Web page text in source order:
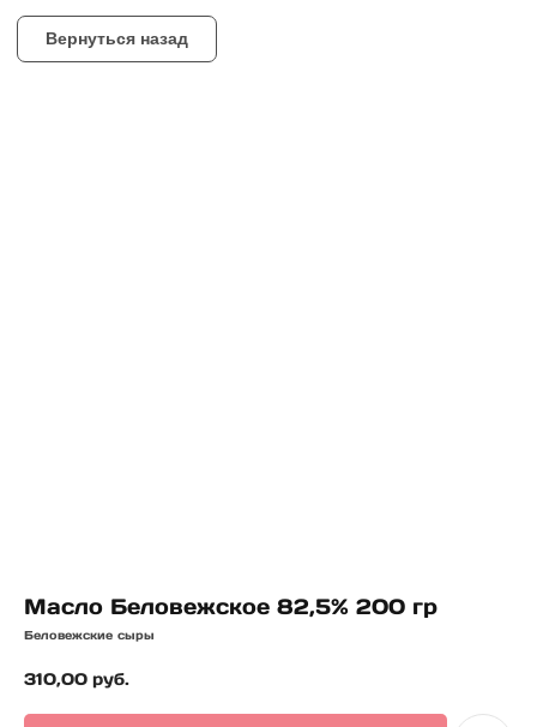
Масло Беловежское 82,5% 200 гр
Беловежские сыры
310,00 руб.